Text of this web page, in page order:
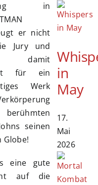
in
er nicht
Jury und
damit
für ein
Werk
seinen
Globe!
eine gute
auf die
in
May
17.
Mai
2026